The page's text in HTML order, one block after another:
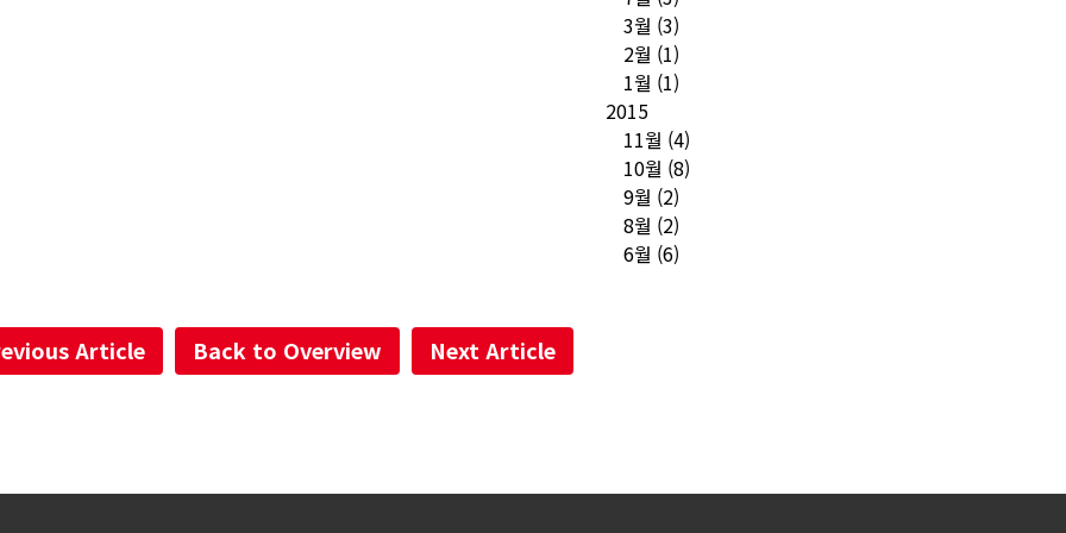
3월 (3)
2월 (1)
1월 (1)
2015
11월 (4)
10월 (8)
9월 (2)
8월 (2)
6월 (6)
Article Back to Overview Next Article